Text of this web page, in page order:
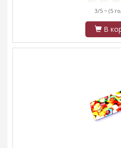
3/5 ~ (5
В